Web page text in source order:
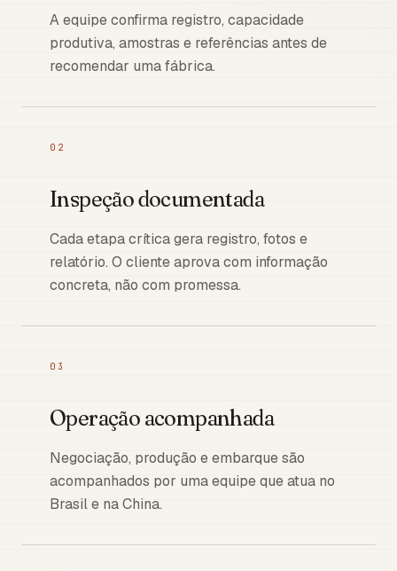
A equipe confirma registro, capacidade
produtiva, amostras e referências antes de
recomendar uma fábrica.
02
Inspeção documentada
Cada etapa crítica gera registro, fotos e
relatório. O cliente aprova com informação
concreta, não com promessa.
03
Operação acompanhada
Negociação, produção e embarque são
acompanhados por uma equipe que atua no
Brasil e na China.